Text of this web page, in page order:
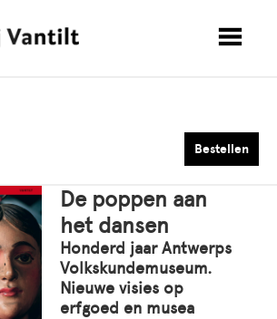
Bestellen
De poppen aan
het dansen
Honderd jaar Antwerps
Volkskundemuseum.
Nieuwe visies op
erfgoed en musea